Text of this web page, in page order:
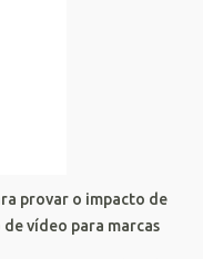
provar o impacto de
de vídeo para marcas